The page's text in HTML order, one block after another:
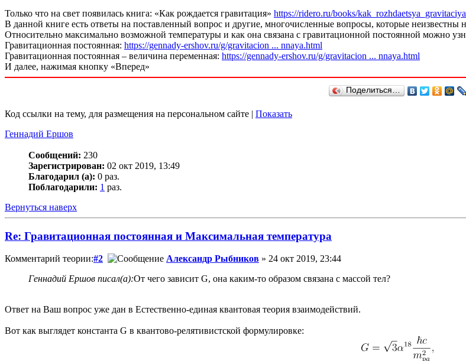
Только что на свет появилась книга: «Как рождается гравитация» https://ridero.ru/books/
В данной книге есть ответы на поставленный вопрос и другие, многочисленные вопросы, которые неизвестны
Относительно максимально возможной температуры и как она связана с гравитационной постоянной можно
Гравитационная постоянная: https://gennady-ershov.ru/g/gravitacion ... nnaya.html
Гравитационная постоянная – величина переменная: https://gennady-ershov.ru/g/gravitacion ... nnaya.html
И далее, нажимая кнопку «Вперед»
Поделиться…
Код ссылки на тему, для размещения на персональном сайте | Показать
Геннадий Ершов
Сообщений: 230
Зарегистрирован: 02 окт 2019, 13:49
Благодарил (а): 0 раз.
Поблагодарили: 1 раз.
Вернуться наверх
Re: Гравитационная постоянная и Максимальная температура
Комментарий теории:#2 Александр Рыбников » 24 окт 2019, 23:44
Геннадий Ершов писал(а):От чего зависит G, она каким-то образом связана с массой тел?
Ответ на Ваш вопрос уже дан в Естественно-единая квантовая теория взаимодействий.
Вот как выглядет константа G в квантово-релятивистской формулировке: